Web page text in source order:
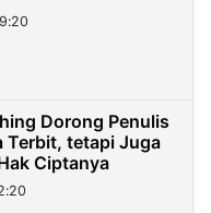
Dorong Penulis
Terbit, tetapi Juga
Ciptanya